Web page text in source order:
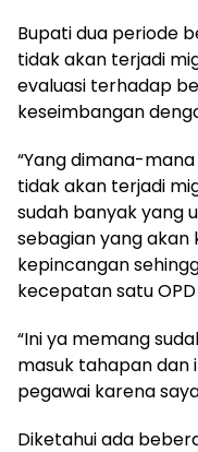
Bupati dua periode
tidak akan terjadi
evaluasi terhadap
keseimbangan
“Yang dimana-
tidak akan terjadi
sudah banyak yang
sebagian yang akan
kepincangan
kecepatan satu
“Ini ya memang
masuk tahapan dan
pegawai karena
Diketahui ada